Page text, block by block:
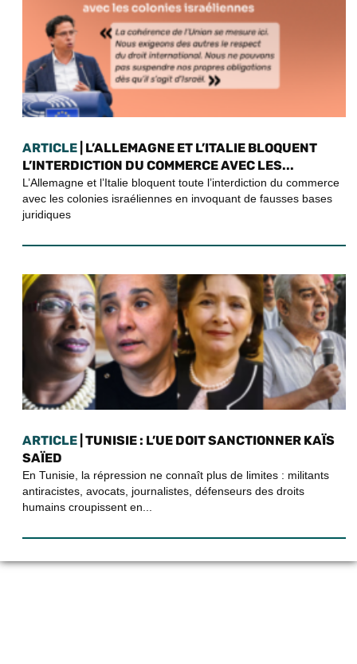
ARTICLE | L’ALLEMAGNE ET L’ITALIE BLOQUENT
L’INTERDICTION DU COMMERCE AVEC LES...
L’Allemagne et l’Italie bloquent toute l’interdiction du commerce
avec les colonies israéliennes en invoquant de fausses bases
juridiques
ARTICLE | TUNISIE : L’UE DOIT SANCTIONNER KAÏS
SAÏED
En Tunisie, la répression ne connaît plus de limites : militants
antiracistes, avocats, journalistes, défenseurs des droits
humains croupissent en...